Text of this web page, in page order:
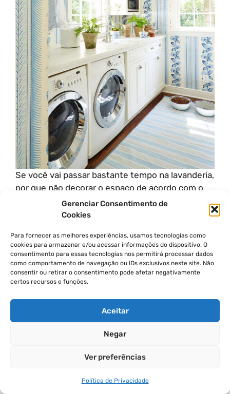
Gerenciar Consentimento de
Cookies
Para fornecer as melhores experiências, usamos tecnologias como
cookies para armazenar e/ou acessar informações do dispositivo. O
consentimento para essas tecnologias nos permitirá processar dados
como comportamento de navegação ou IDs exclusivos neste site. Não
consentir ou retirar o consentimento pode afetar negativamente
certos recursos e funções.
Aceitar
Negar
Ver preferências
Política de Privacidade
Se você vai passar bastante tempo na lavanderia,
por que não decorar o espaço de acordo com o
seu gosto? Na sua casa em Nashville, Sarah
Bartholomew revestiu as paredes com o papel de
mantém plantas no ambiente. Acima da lavadora
e secadora, há espaço suficiente para dobrar
roupas ou cultivar suas habilidades de
jardinagem.
Divirta-Se Com Padrões